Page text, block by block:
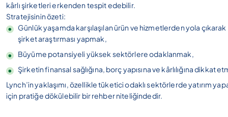
kârlı şirketleri erkenden tespit edebilir.
Stratejisinin özeti:
Günlük yaşamda karşılaşılan ürün ve hizmetlerden yola çıkarak
şirket araştırması yapmak,
Büyüme potansiyeli yüksek sektörlere odaklanmak,
Şirketin finansal sağlığına, borç yapısına ve kârlılığına dikkat
Lynch’in yaklaşımı, özellikle tüketici odaklı sektörlerde yatırım
için pratiğe dökülebilir bir rehber niteliğindedir.